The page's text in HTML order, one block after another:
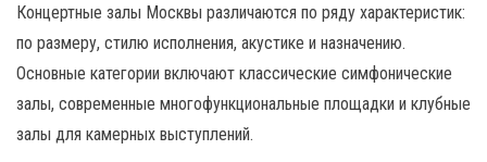
Концертные залы Москвы различаются по ряду характеристик:
по размеру, стилю исполнения, акустике и назначению.
Основные категории включают классические симфонические
залы, современные многофункциональные площадки и клубные
залы для камерных выступлений.